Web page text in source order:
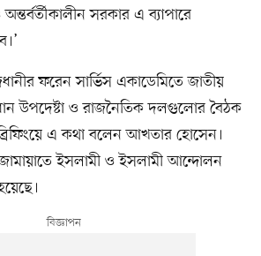
সরকার এ ব্যাপারে
ফরেন সার্ভিস একাডেমিতে জাতীয়
উপদেষ্টা ও রাজনৈতিক দলগুলোর বৈঠক
এ কথা বলেন আখতার হোসেন।
ইসলামী ও ইসলামী আন্দোলন